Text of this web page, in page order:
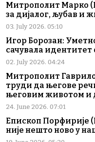
Митрополит Марко
за дијалог, љубав и
03. July 2026. 05:10
Игор Борозан:
сачувала идентитет
02. July 2026. 04:24
Митрополит
труди да његове
његовим животом и
24. June 2026. 07:01
Епископ Порфирије
није нешто ново у